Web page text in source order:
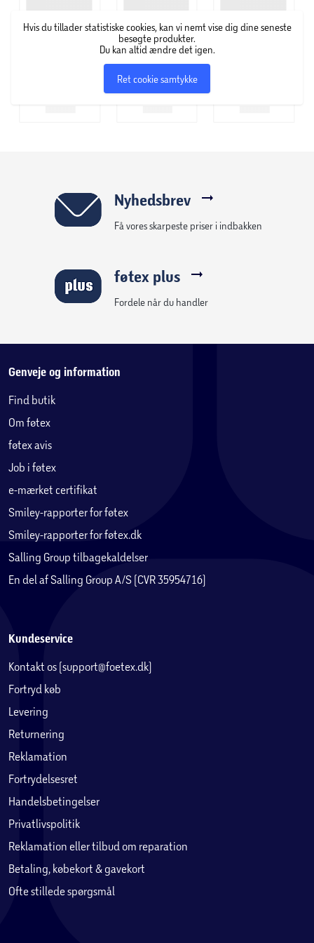
Hvis du tillader statistiske cookies, kan vi nemt vise dig dine seneste
besøgte produkter.
Du kan altid ændre det igen.
Ret cookie samtykke
Nyhedsbrev
Få vores skarpeste priser i indbakken
føtex plus
Fordele når du handler
Genveje og information
Find butik
Om føtex
føtex avis
Job i føtex
e-mærket certifikat
Smiley-rapporter for føtex
Smiley-rapporter for føtex.dk
Salling Group tilbagekaldelser
En del af Salling Group A/S (CVR 35954716)
Kundeservice
Kontakt os (support@foetex.dk)
Fortryd køb
Levering
Returnering
Reklamation
Fortrydelsesret
Handelsbetingelser
Privatlivspolitik
Reklamation eller tilbud om reparation
Betaling, købekort & gavekort
Ofte stillede spørgsmål